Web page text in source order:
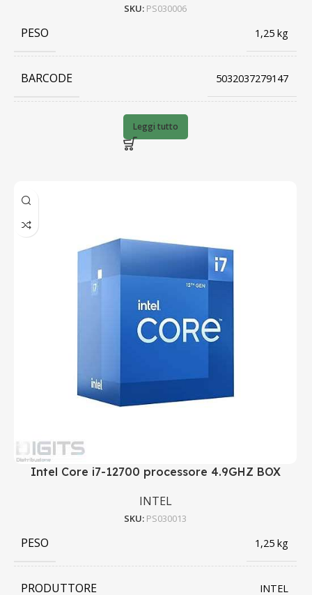
SKU: PS030006
PESO 1,25 kg
BARCODE 5032037279147
Leggi tutto
Intel Core i7-12700 processore 4.9GHZ BOX
INTEL
SKU: PS030013
PESO 1,25 kg
PRODUTTORE INTEL